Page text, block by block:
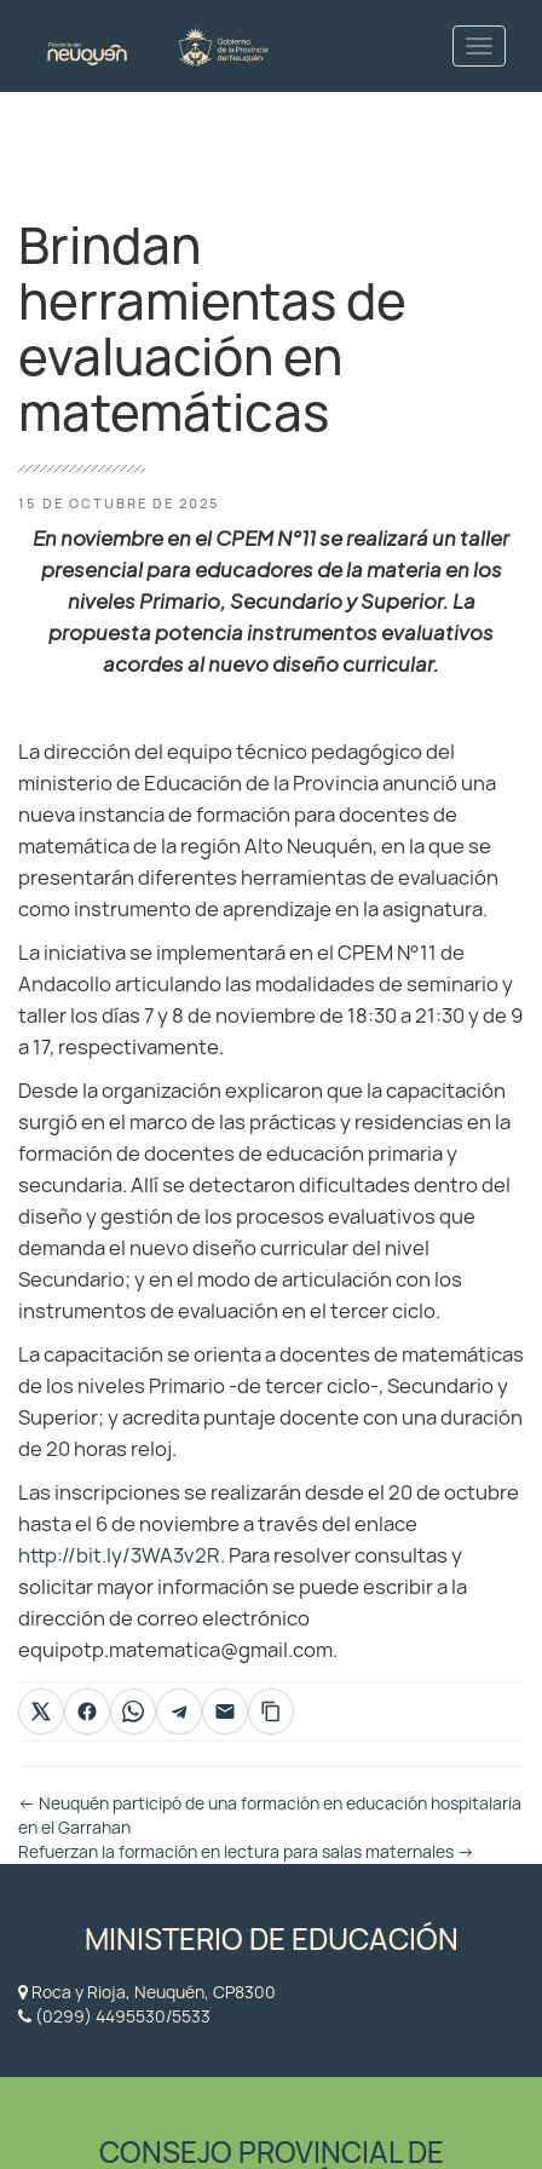
Brindan
herramientas de
evaluación en
matemáticas
15 DE OCTUBRE DE 2025
En noviembre en el CPEM N°11 se realizará un taller
presencial para educadores de la materia en los
niveles Primario, Secundario y Superior. La
propuesta potencia instrumentos evaluativos
acordes al nuevo diseño curricular.
La dirección del equipo técnico pedagógico del
ministerio de Educación de la Provincia anunció una
nueva instancia de formación para docentes de
matemática de la región Alto Neuquén, en la que se
presentarán diferentes herramientas de evaluación
como instrumento de aprendizaje en la asignatura.
La iniciativa se implementará en el CPEM N°11 de
Andacollo articulando las modalidades de seminario y
taller los días 7 y 8 de noviembre de 18:30 a 21:30 y de 9
a 17, respectivamente.
Desde la organización explicaron que la capacitación
surgió en el marco de las prácticas y residencias en la
formación de docentes de educación primaria y
secundaria. Allí se detectaron dificultades dentro del
diseño y gestión de los procesos evaluativos que
demanda el nuevo diseño curricular del nivel
Secundario; y en el modo de articulación con los
instrumentos de evaluación en el tercer ciclo.
La capacitación se orienta a docentes de matemáticas
de los niveles Primario -de tercer ciclo-, Secundario y
Superior; y acredita puntaje docente con una duración
de 20 horas reloj.
Las inscripciones se realizarán desde el 20 de octubre
hasta el 6 de noviembre a través del enlace
http://bit.ly/3WA3v2R. Para resolver consultas y
solicitar mayor información se puede escribir a la
dirección de correo electrónico
equipotp.matematica@gmail.com.
Otras
Entradas
← Neuquén participó de una formación en educación hospitalaria
en el Garrahan
Refuerzan la formación en lectura para salas maternales →
MINISTERIO DE EDUCACIÓN
Roca y Rioja, Neuquén, CP8300
(0299) 4495530/5533
CONSEJO PROVINCIAL DE